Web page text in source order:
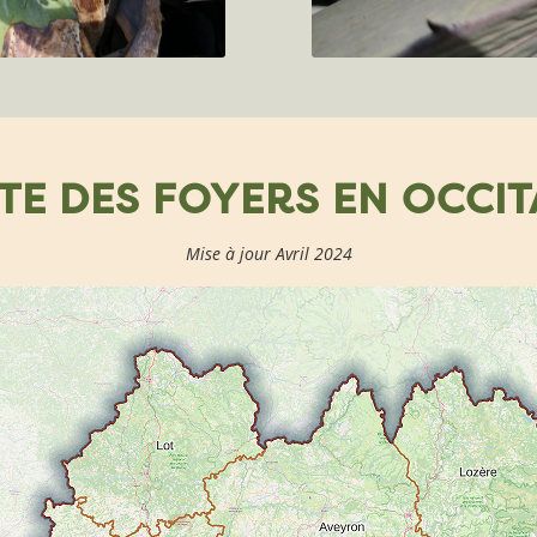
DES FOYERS EN
Mise à jour Avril 2024